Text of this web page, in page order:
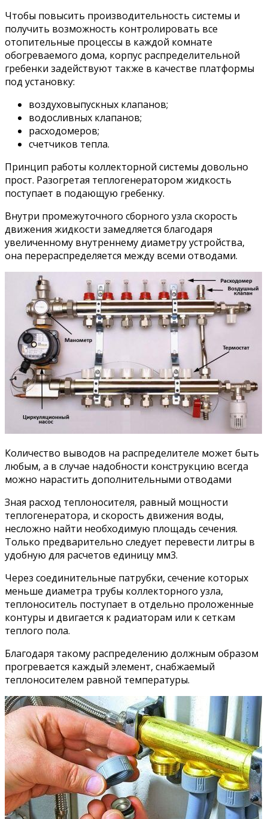
Чтобы повысить производительность системы и
получить возможность контролировать все
отопительные процессы в каждой комнате
обогреваемого дома, корпус распределительной
гребенки задействуют также в качестве платформы
под установку:
воздуховыпускных клапанов;
водосливных клапанов;
расходомеров;
счетчиков тепла.
Принцип работы коллекторной системы довольно
прост. Разогретая теплогенератором жидкость
поступает в подающую гребенку.
Внутри промежуточного сборного узла скорость
движения жидкости замедляется благодаря
увеличенному внутреннему диаметру устройства,
она перераспределяется между всеми отводами.
Количество выводов на распределителе может быть
любым, а в случае надобности конструкцию всегда
можно нарастить дополнительными отводами
Зная расход теплоносителя, равный мощности
теплогенератора, и скорость движения воды,
несложно найти необходимую площадь сечения.
Только предварительно следует перевести литры в
удобную для расчетов единицу мм3.
Через соединительные патрубки, сечение которых
меньше диаметра трубы коллекторного узла,
теплоноситель поступает в отдельно проложенные
контуры и двигается к радиаторам или к сеткам
теплого пола.
Благодаря такому распределению должным образом
прогревается каждый элемент, снабжаемый
теплоносителем равной температуры.